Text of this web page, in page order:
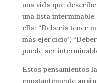
una vida que
una lista interminable
ella: “Debería tener
más ejercicio”,
puede ser
Estos pensamientos
constantemente